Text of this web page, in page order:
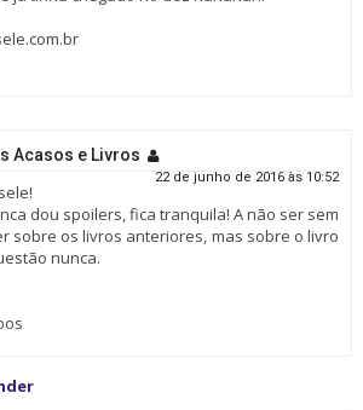
Acasos e Livros
22 de junho de 2016 às 10:52
dou spoilers, fica tranquila! A não ser sem
sobre os livros anteriores, mas sobre o livro
nunca.